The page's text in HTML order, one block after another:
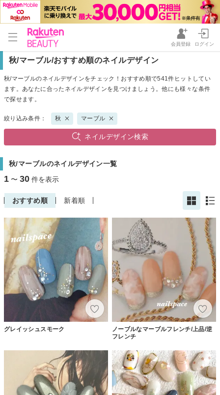
会員登録 ログイン
秋/マーブル/おすすめ順のネイルデザイン
秋/マーブルのネイルデザインをチェック！おすすめ順で541件ヒットしてい
ます。あなたに合ったネイルデザインを見つけましょう。他にも様々な条件
で探せます。
絞り込み条件： 秋 マーブル
ネイルデザイン検索
秋/マーブルのネイルデザイン一覧
1 〜 30 件を表示
おすすめ順 新着順
グレイッシュスモーク
ノーブルなマーブルフレンチ/上品/逆
フレンチ